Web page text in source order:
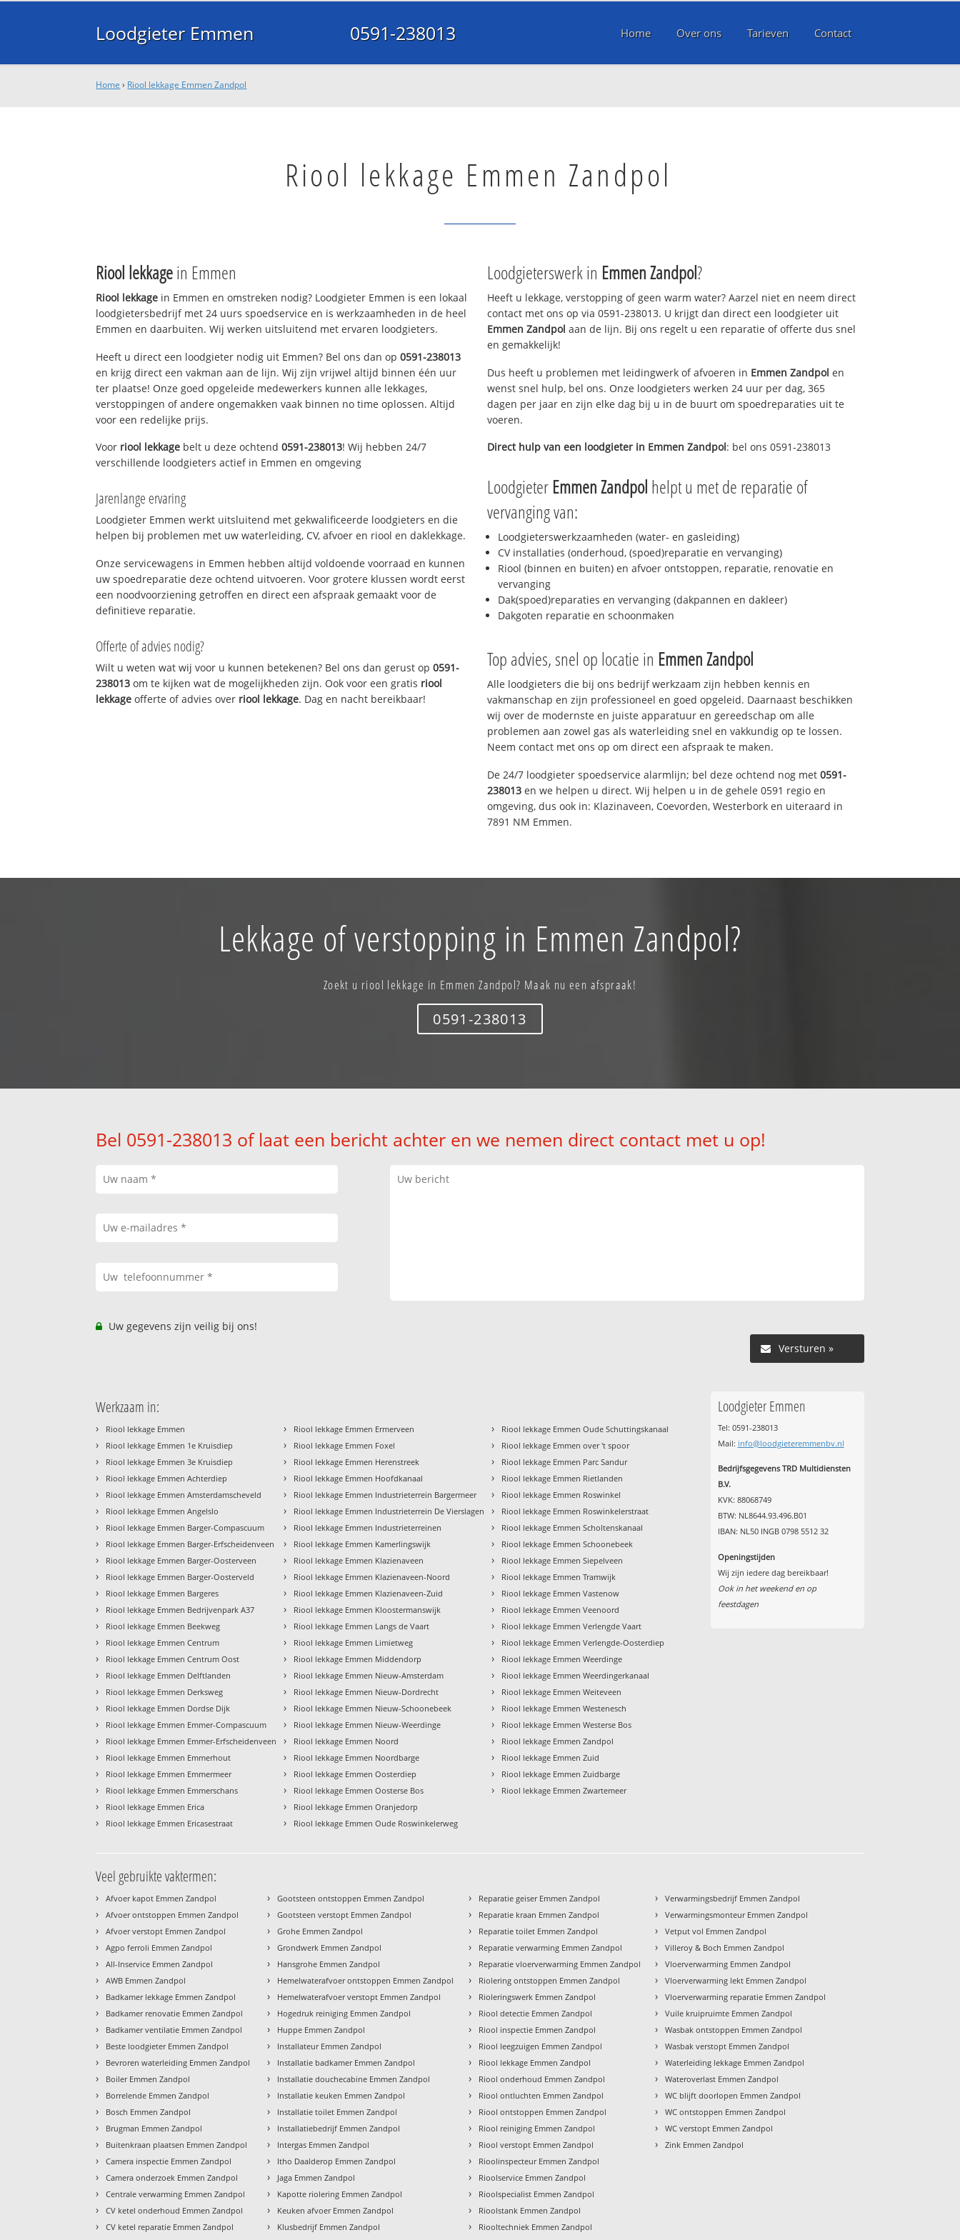
Loodgieter Emmen 0591-238013 Home Over ons Tarieven Contact
Home › Riool lekkage Emmen Zandpol
Riool lekkage Emmen Zandpol
Riool lekkagein Emmen
Riool lekkage in Emmen en omstreken nodig? Loodgieter Emmen is een lokaal
loodgietersbedrijf met 24 uurs spoedservice en is werkzaamheden in de heel
Emmen en daarbuiten. Wij werken uitsluitend met ervaren loodgieters.
Heeft u direct een loodgieter nodig uit Emmen? Bel ons dan op0591-238013
en krijg direct een vakman aan de lijn. Wij zijn vrijwel altijd binnen één uur
ter plaatse! Onze goed opgeleide medewerkers kunnen alle lekkages,
verstoppingen of andere ongemakken vaak binnen no time oplossen. Altijd
voor een redelijke prijs.
Voor riool lekkage belt u deze ochtend0591-238013! Wij hebben 24/7
verschillende loodgieters actief in Emmen en omgeving
Jarenlange ervaring
Loodgieter Emmen werkt uitsluitend met gekwalificeerde loodgieters en die
helpen bij problemen met uw waterleiding, CV, afvoer en riool en daklekkage.
Onze servicewagens in Emmen hebben altijd voldoende voorraad en kunnen
uw spoedreparatie deze ochtend uitvoeren. Voor grotere klussen wordt eerst
een noodvoorziening getroffen en direct een afspraak gemaakt voor de
definitieve reparatie.
Offerte of advies nodig?
Wilt u weten wat wij voor u kunnen betekenen? Bel ons dan gerust op0591-
238013 om te kijken wat de mogelijkheden zijn. Ook voor een gratis riool
lekkage offerte of advies over riool lekkage. Dag en nacht bereikbaar!
Loodgieterswerk in Emmen Zandpol?
Heeft u lekkage, verstopping of geen warm water? Aarzel niet en neem direct
contact met ons op via 0591-238013. U krijgt dan direct een loodgieter uit
Emmen Zandpol aan de lijn. Bij ons regelt u een reparatie of offerte dus snel
en gemakkelijk!
Dus heeft u problemen met leidingwerk of afvoeren in Emmen Zandpol en
wenst snel hulp, bel ons. Onze loodgieters werken 24 uur per dag, 365
dagen per jaar en zijn elke dag bij u in de buurt om spoedreparaties uit te
voeren.
Direct hulp van een loodgieter in Emmen Zandpol: bel ons 0591-238013
Loodgieter Emmen Zandpol helpt u met de reparatie of
vervanging van:
Loodgieterswerkzaamheden (water- en gasleiding)
CV installaties (onderhoud, (spoed)reparatie en vervanging)
Riool (binnen en buiten) en afvoer ontstoppen, reparatie, renovatie en
vervanging
Dak(spoed)reparaties en vervanging (dakpannen en dakleer)
Dakgoten reparatie en schoonmaken
Top advies, snel op locatie in Emmen Zandpol
Alle loodgieters die bij ons bedrijf werkzaam zijn hebben kennis en
vakmanschap en zijn professioneel en goed opgeleid. Daarnaast beschikken
wij over de modernste en juiste apparatuur en gereedschap om alle
problemen aan zowel gas als waterleiding snel en vakkundig op te lossen.
Neem contact met ons op om direct een afspraak te maken.
De 24/7 loodgieter spoedservice alarmlijn; bel deze ochtend nog met 0591-
238013 en we helpen u direct. Wij helpen u in de gehele 0591 regio en
omgeving, dus ook in: Klazinaveen, Coevorden, Westerbork en uiteraard in
7891 NM Emmen.
Lekkage of verstopping in Emmen Zandpol?
Zoekt u riool lekkage in Emmen Zandpol? Maak nu een afspraak!
0591-238013
Bel 0591-238013 of laat een bericht achter en we nemen direct contact met u op!
Uw gegevens zijn veilig bij ons!
Versturen »
Werkzaam in:
› Riool lekkage Emmen
› Riool lekkage Emmen 1e Kruisdiep
› Riool lekkage Emmen 3e Kruisdiep
› Riool lekkage Emmen Achterdiep
› Riool lekkage Emmen Amsterdamscheveld
› Riool lekkage Emmen Angelslo
› Riool lekkage Emmen Barger-Compascuum
› Riool lekkage Emmen Barger-Erfscheidenveen
› Riool lekkage Emmen Barger-Oosterveen
› Riool lekkage Emmen Barger-Oosterveld
› Riool lekkage Emmen Bargeres
› Riool lekkage Emmen Bedrijvenpark A37
› Riool lekkage Emmen Beekweg
› Riool lekkage Emmen Centrum
› Riool lekkage Emmen Centrum Oost
› Riool lekkage Emmen Delftlanden
› Riool lekkage Emmen Derksweg
› Riool lekkage Emmen Dordse Dijk
› Riool lekkage Emmen Emmer-Compascuum
› Riool lekkage Emmen Emmer-Erfscheidenveen
› Riool lekkage Emmen Emmerhout
› Riool lekkage Emmen Emmermeer
› Riool lekkage Emmen Emmerschans
› Riool lekkage Emmen Erica
› Riool lekkage Emmen Ericasestraat
› Riool lekkage Emmen Ermerveen
› Riool lekkage Emmen Foxel
› Riool lekkage Emmen Herenstreek
› Riool lekkage Emmen Hoofdkanaal
› Riool lekkage Emmen Industrieterrein Bargermeer
› Riool lekkage Emmen Industrieterrein De Vierslagen
› Riool lekkage Emmen Industrieterreinen
› Riool lekkage Emmen Kamerlingswijk
› Riool lekkage Emmen Klazienaveen
› Riool lekkage Emmen Klazienaveen-Noord
› Riool lekkage Emmen Klazienaveen-Zuid
› Riool lekkage Emmen Kloostermanswijk
› Riool lekkage Emmen Langs de Vaart
› Riool lekkage Emmen Limietweg
› Riool lekkage Emmen Middendorp
› Riool lekkage Emmen Nieuw-Amsterdam
› Riool lekkage Emmen Nieuw-Dordrecht
› Riool lekkage Emmen Nieuw-Schoonebeek
› Riool lekkage Emmen Nieuw-Weerdinge
› Riool lekkage Emmen Noord
› Riool lekkage Emmen Noordbarge
› Riool lekkage Emmen Oosterdiep
› Riool lekkage Emmen Oosterse Bos
› Riool lekkage Emmen Oranjedorp
› Riool lekkage Emmen Oude Roswinkelerweg
› Riool lekkage Emmen Oude Schuttingskanaal
› Riool lekkage Emmen over 't spoor
› Riool lekkage Emmen Parc Sandur
› Riool lekkage Emmen Rietlanden
› Riool lekkage Emmen Roswinkel
› Riool lekkage Emmen Roswinkelerstraat
› Riool lekkage Emmen Scholtenskanaal
› Riool lekkage Emmen Schoonebeek
› Riool lekkage Emmen Siepelveen
› Riool lekkage Emmen Tramwijk
› Riool lekkage Emmen Vastenow
› Riool lekkage Emmen Veenoord
› Riool lekkage Emmen Verlengde Vaart
› Riool lekkage Emmen Verlengde-Oosterdiep
› Riool lekkage Emmen Weerdinge
› Riool lekkage Emmen Weerdingerkanaal
› Riool lekkage Emmen Weiteveen
› Riool lekkage Emmen Westenesch
› Riool lekkage Emmen Westerse Bos
› Riool lekkage Emmen Zandpol
› Riool lekkage Emmen Zuid
› Riool lekkage Emmen Zuidbarge
› Riool lekkage Emmen Zwartemeer
Loodgieter Emmen
Tel: 0591-238013
Mail: info@loodgieteremmenbv.nl
Bedrijfsgegevens TRD Multidiensten
B.V.
KVK: 88068749
BTW: NL8644.93.496.B01
IBAN: NL50 INGB 0798 5512 32
Openingstijden
Wij zijn iedere dag bereikbaar!
Ook in het weekend en op
feestdagen
Veel gebruikte vaktermen:
› Afvoer kapot Emmen Zandpol
› Afvoer ontstoppen Emmen Zandpol
› Afvoer verstopt Emmen Zandpol
› Agpo ferroli Emmen Zandpol
› All-Inservice Emmen Zandpol
› AWB Emmen Zandpol
› Badkamer lekkage Emmen Zandpol
› Badkamer renovatie Emmen Zandpol
› Badkamer ventilatie Emmen Zandpol
› Beste loodgieter Emmen Zandpol
› Bevroren waterleiding Emmen Zandpol
› Boiler Emmen Zandpol
› Borrelende Emmen Zandpol
› Bosch Emmen Zandpol
› Brugman Emmen Zandpol
› Buitenkraan plaatsen Emmen Zandpol
› Camera inspectie Emmen Zandpol
› Camera onderzoek Emmen Zandpol
› Centrale verwarming Emmen Zandpol
› CV ketel onderhoud Emmen Zandpol
› CV ketel reparatie Emmen Zandpol
› Gootsteen ontstoppen Emmen Zandpol
› Gootsteen verstopt Emmen Zandpol
› Grohe Emmen Zandpol
› Grondwerk Emmen Zandpol
› Hansgrohe Emmen Zandpol
› Hemelwaterafvoer ontstoppen Emmen Zandpol
› Hemelwaterafvoer verstopt Emmen Zandpol
› Hogedruk reiniging Emmen Zandpol
› Huppe Emmen Zandpol
› Installateur Emmen Zandpol
› Installatie badkamer Emmen Zandpol
› Installatie douchecabine Emmen Zandpol
› Installatie keuken Emmen Zandpol
› Installatie toilet Emmen Zandpol
› Installatiebedrijf Emmen Zandpol
› Intergas Emmen Zandpol
› Itho Daalderop Emmen Zandpol
› Jaga Emmen Zandpol
› Kapotte riolering Emmen Zandpol
› Keuken afvoer Emmen Zandpol
› Klusbedrijf Emmen Zandpol
› Reparatie geiser Emmen Zandpol
› Reparatie kraan Emmen Zandpol
› Reparatie toilet Emmen Zandpol
› Reparatie verwarming Emmen Zandpol
› Reparatie vloerverwarming Emmen Zandpol
› Riolering ontstoppen Emmen Zandpol
› Rioleringswerk Emmen Zandpol
› Riool detectie Emmen Zandpol
› Riool inspectie Emmen Zandpol
› Riool leegzuigen Emmen Zandpol
› Riool lekkage Emmen Zandpol
› Riool onderhoud Emmen Zandpol
› Riool ontluchten Emmen Zandpol
› Riool ontstoppen Emmen Zandpol
› Riool reiniging Emmen Zandpol
› Riool verstopt Emmen Zandpol
› Rioolinspecteur Emmen Zandpol
› Rioolservice Emmen Zandpol
› Rioolspecialist Emmen Zandpol
› Rioolstank Emmen Zandpol
› Riooltechniek Emmen Zandpol
› Verwarmingsbedrijf Emmen Zandpol
› Verwarmingsmonteur Emmen Zandpol
› Vetput vol Emmen Zandpol
› Villeroy & Boch Emmen Zandpol
› Vloerverwarming Emmen Zandpol
› Vloerverwarming lekt Emmen Zandpol
› Vloerverwarming reparatie Emmen Zandpol
› Vuile kruipruimte Emmen Zandpol
› Wasbak ontstoppen Emmen Zandpol
› Wasbak verstopt Emmen Zandpol
› Waterleiding lekkage Emmen Zandpol
› Wateroverlast Emmen Zandpol
› WC blijft doorlopen Emmen Zandpol
› WC ontstoppen Emmen Zandpol
› WC verstopt Emmen Zandpol
› Zink Emmen Zandpol